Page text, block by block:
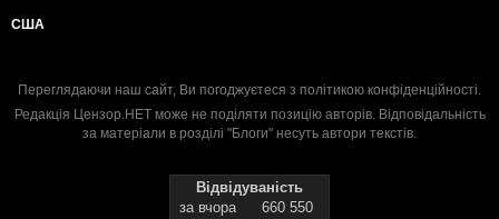
США
Переглядаючи наш сайт, Ви погоджуєтеся з політикою конфіденційності.
Редакція Цензор.НЕТ може не поділяти позицію авторів. Відповідальність
за матеріали в розділі "Блоги" несуть автори текстів.
Відвідуваність
за вчора
660 550